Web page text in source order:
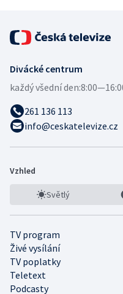
Divácké centrum
každý všední den:
261 136 113
info@ceskatelevize.cz
Vzhled
Světlý
TV program
Živé vysílání
TV poplatky
Teletext
Podcasty